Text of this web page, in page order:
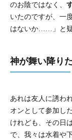
のお陰ではなく、
いたのですが、一
はないか……」と疑
神が舞い降り
あれは友人に誘わ
オンとして参加し
けれども、その日
で、我々は水着や